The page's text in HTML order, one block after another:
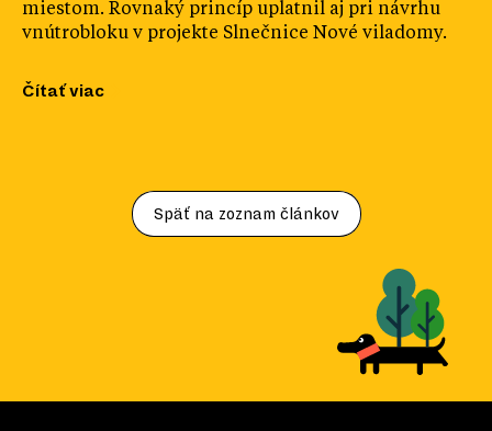
miestom. Rovnaký princíp uplatnil aj pri návrhu
vnútrobloku v projekte Slnečnice Nové viladomy.
Čítať viac
Späť na zoznam článkov